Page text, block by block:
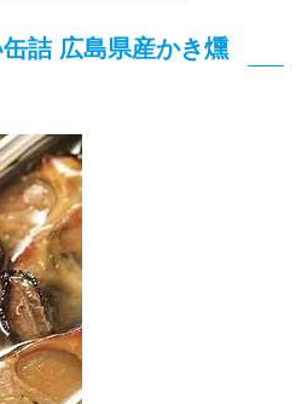
詰 広島県産かき燻